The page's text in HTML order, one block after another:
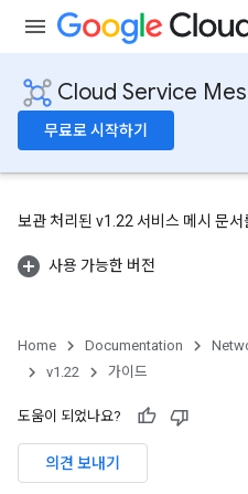
Cloud Service
무료로 시작하기
보관 처리된 v1.22 서비스 메시 문서
사용 가능한 버전
Home Documentation
v1.22
가이드
도움이 되었나요?
의견 보내기